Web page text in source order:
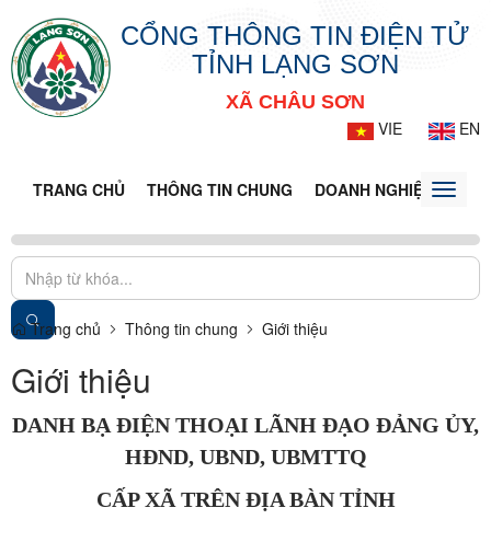
CỔNG THÔNG TIN ĐIỆN TỬ
TỈNH LẠNG SƠN
XÃ CHÂU SƠN
VIE
EN
TRANG CHỦ THÔNG TIN CHUNG DOANH NGHIỆP TIN
Toggle
Trang chủ Thông tin chung Giới thiệu
Giới thiệu
DANH BẠ ĐIỆN THOẠI LÃNH ĐẠO ĐẢNG ỦY,
HĐND, UBND, UBMTTQ
CẤP XÃ TRÊN ĐỊA BÀN TỈNH